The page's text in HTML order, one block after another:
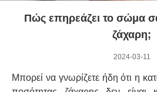
Πώς επηρεάζει το σώμα
ζάχαρη;
2024-03-11
Μπορεί να γνωρίζετε ήδη ότι η